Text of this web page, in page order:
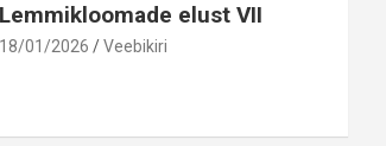
Lemmikloomade elust VII
18/01/2026 Veebikiri